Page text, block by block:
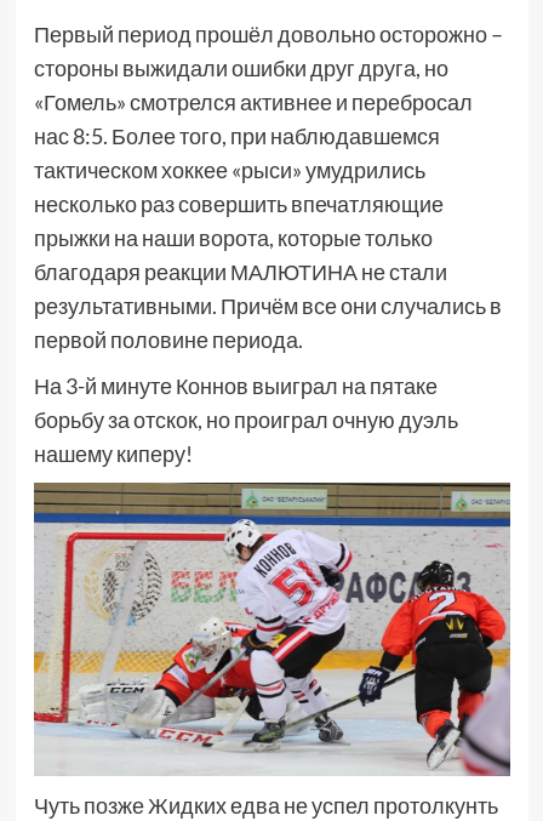
Первый период прошёл довольно осторожно –
стороны выжидали ошибки друг друга, но
«Гомель» смотрелся активнее и перебросал
нас 8:5. Более того, при наблюдавшемся
тактическом хоккее «рыси» умудрились
несколько раз совершить впечатляющие
прыжки на наши ворота, которые только
благодаря реакции МАЛЮТИНА не стали
результативными. Причём все они случались в
первой половине периода.
На 3-й минуте Коннов выиграл на пятаке
борьбу за отскок, но проиграл очную дуэль
нашему киперу!
Чуть позже Жидких едва не успел протолкунть